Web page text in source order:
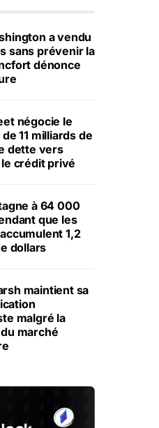
a vendu
sans prévenir la
dénonce
négocie le
11 milliards de
dette vers
crédit privé
à 64 000
que les
1,2
dollars
maintient sa
malgré la
marché